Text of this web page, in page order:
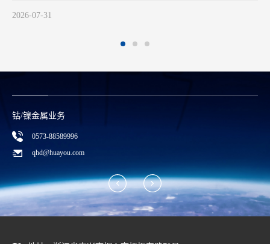
钴/镍金属业务
0573-88589996
qhd@huayou.com